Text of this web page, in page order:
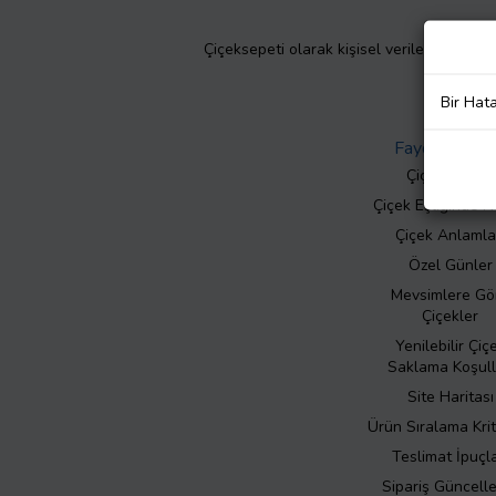
Çiçeksepeti olarak kişisel verilerinizin
Faydalı Bilgiler
Çiçek Bakımı
Çiçek Eşliğinde
Çiçek
Özel Günler
Mevsimlere
Çiçekler
Yenilebilir
Saklama
Site Haritası
Ürün Sıralama
Teslimat
Sipariş
Bir